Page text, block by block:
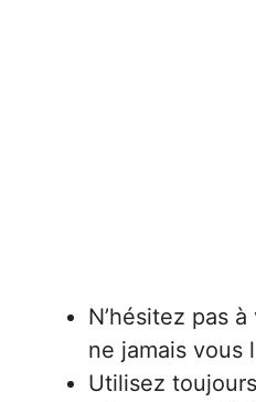
N’hésitez pas
ne jamais vous
Utilisez